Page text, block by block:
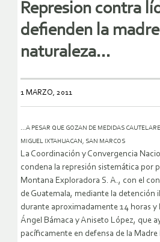
Represion contra
defienden la madre
naturaleza…
1 MARZO, 2011
…A PESAR QUE GOZAN DE MEDIDAS
MIGUEL IXTAHUACAN, SAN MARCOS
La Coordinación y Convergencia
condena la represión sistemática por
Montana Exploradora S. A., con el
de Guatemala, mediante la detención
durante aproximadamente 14 horas y
Ángel Bámaca y Aniseto López, que
pacíficamente en defensa de la Madre